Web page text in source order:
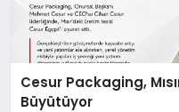
Cesur Packaging,
Büyütüyor